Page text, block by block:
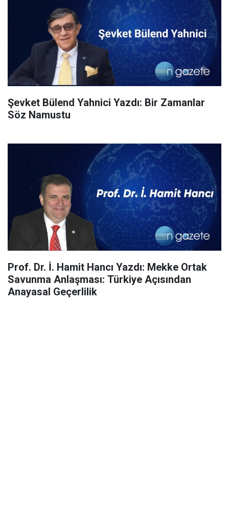
Şevket Bülend Yahnici Yazdı: Bir Zamanlar
Söz Namustu
Prof. Dr. İ. Hamit Hancı Yazdı: Mekke Ortak
Savunma Anlaşması: Türkiye Açısından
Anayasal Geçerlilik